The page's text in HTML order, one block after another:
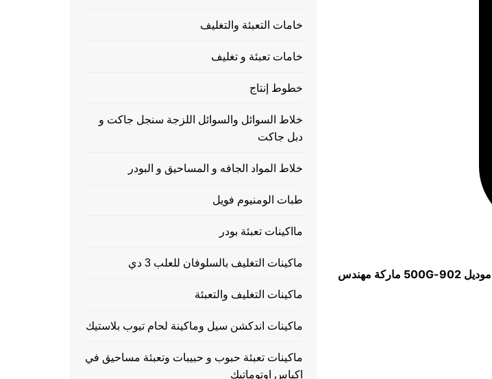
902-500G
ماركة مهندس
خامات التعبئة والتغليف
خامات تعبئة و تغليف
خطوط إنتاج
خلاط السوائل والسوائل اللزجة سنجل جاكت و
دبل جاكت
خلاط المواد الجافه و المساحيق و البودر
طبات الومنيوم فويل
مااكينات تعبئة بودر
ماكينات التغليف بالسلوفان للعلب 3 دي
ماكينات التغليف والتعبئة
ماكينات اندكشن سيل وماكينة لحام تيوب بلاستيك
ماكينات تعبئة حبوب و حبيبات وتعبئة مساحيق في
اكياس اوتوماتيك